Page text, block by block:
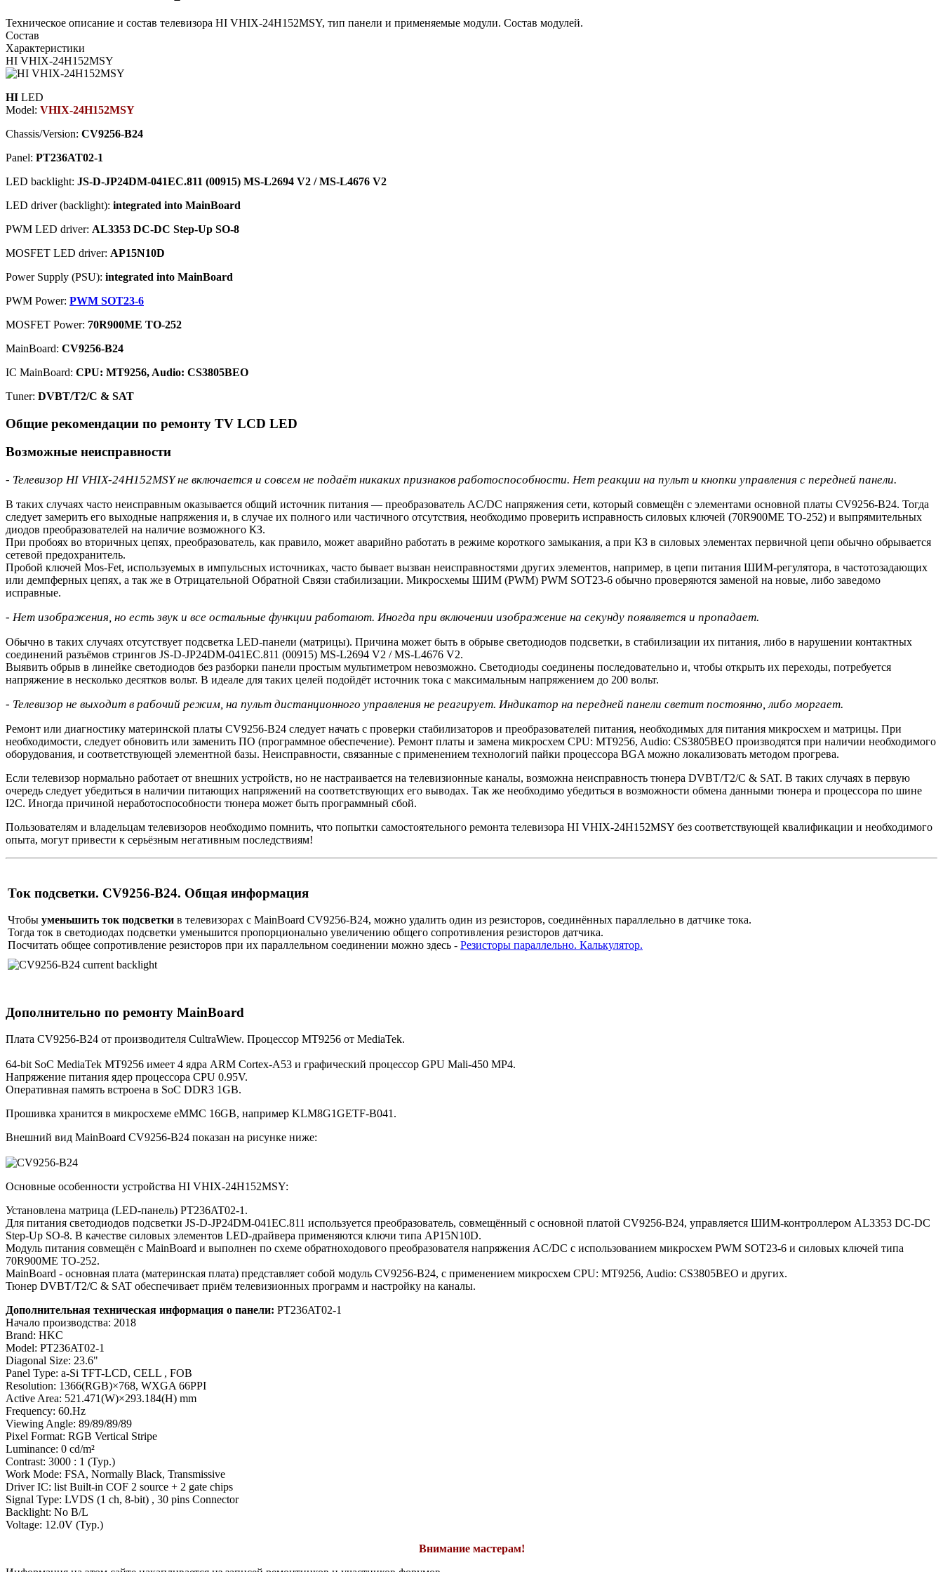
Техническое описание и состав телевизора HI VHIX-24H152MSY, тип панели и применяемые модули. Состав модулей.
Состав
Характеристики
HI VHIX-24H152MSY
HI LED
Model: VHIX-24H152MSY
Chassis/Version: CV9256-B24
Panel: PT236AT02-1
LED backlight: JS-D-JP24DM-041EC.811 (00915) MS-L2694 V2 / MS-L4676 V2
LED driver (backlight): integrated into MainBoard
PWM LED driver: AL3353 DC-DC Step-Up SO-8
MOSFET LED driver: AP15N10D
Power Supply (PSU): integrated into MainBoard
PWM Power: PWM SOT23-6
MOSFET Power: 70R900ME TO-252
MainBoard: CV9256-B24
IC MainBoard: CPU: MT9256, Audio: CS3805BEO
Тuner: DVBT/T2/C & SAT
Общие рекомендации по ремонту TV LCD LED
Возможные неисправности
- Телевизор HI VHIX-24H152MSY не включается и совсем не подаёт никаких признаков работоспособности. Нет реакции на пульт и кнопки управления с передней панели.
В таких случаях часто неисправным оказывается общий источник питания — преобразователь AC/DC напряжения сети, который совмещён с элементами основной платы CV9256-B24. Тогда
следует замерить его выходные напряжения и, в случае их полного или частичного отсутствия, необходимо проверить исправность силовых ключей (70R900ME TO-252) и выпрямительных
диодов преобразователей на наличие возможного КЗ.
При пробоях во вторичных цепях, преобразователь, как правило, может аварийно работать в режиме короткого замыкания, а при КЗ в силовых элементах первичной цепи обычно обрывается
сетевой предохранитель.
Пробой ключей Mos-Fet, используемых в импульсных источниках, часто бывает вызван неисправностями других элементов, например, в цепи питания ШИМ-регулятора, в частотозадающих
или демпферных цепях, а так же в Отрицательной Обратной Связи стабилизации. Микросхемы ШИМ (PWM) PWM SOT23-6 обычно проверяются заменой на новые, либо заведомо
исправные.
- Нет изображения, но есть звук и все остальные функции работают. Иногда при включении изображение на секунду появляется и пропадает.
Обычно в таких случаях отсутствует подсветка LED-панели (матрицы). Причина может быть в обрыве светодиодов подсветки, в стабилизации их питания, либо в нарушении контактных
соединений разъёмов стрингов JS-D-JP24DM-041EC.811 (00915) MS-L2694 V2 / MS-L4676 V2.
Выявить обрыв в линейке светодиодов без разборки панели простым мультиметром невозможно. Светодиоды соединены последовательно и, чтобы открыть их переходы, потребуется
напряжение в несколько десятков вольт. В идеале для таких целей подойдёт источник тока с максимальным напряжением до 200 вольт.
- Телевизор не выходит в рабочий режим, на пульт дистанционного управления не реагирует. Индикатор на передней панели светит постоянно, либо моргает.
Ремонт или диагностику материнской платы CV9256-B24 следует начать с проверки стабилизаторов и преобразователей питания, необходимых для питания микросхем и матрицы. При
необходимости, следует обновить или заменить ПО (программное обеспечение). Ремонт платы и замена микросхем CPU: MT9256, Audio: CS3805BEO производятся при наличии необходимого
оборудования, и соответствующей элементной базы. Неисправности, связанные с применением технологий пайки процессора BGA можно локализовать методом прогрева.
Если телевизор нормально работает от внешних устройств, но не настраивается на телевизионные каналы, возможна неисправность тюнера DVBT/T2/C & SAT. В таких случаях в первую
очередь следует убедиться в наличии питающих напряжений на соответствующих его выводах. Так же необходимо убедиться в возможности обмена данными тюнера и процессора по шине
I2C. Иногда причиной неработоспособности тюнера может быть программный сбой.
Пользователям и владельцам телевизоров необходимо помнить, что попытки самостоятельного ремонта телевизора HI VHIX-24H152MSY без соответствующей квалификации и необходимого
опыта, могут привести к серьёзным негативным последствиям!
Ток подсветки. CV9256-B24. Общая информация
Чтобы уменьшить ток подсветки в телевизорах с MainBoard CV9256-B24, можно удалить один из резисторов, соединённых параллельно в датчике тока.
Тогда ток в светодиодах подсветки уменьшится пропорционально увеличению общего сопротивления резисторов датчика.
Посчитать общее сопротивление резисторов при их параллельном соединении можно здесь - Резисторы параллельно. Калькулятор.
Дополнительно по ремонту MainBoard
Плата CV9256-B24 от производителя CultraWiew. Процессор MT9256 от MediaTek.
64-bit SoC MediaTek MT9256 имеет 4 ядра ARM Cortex-A53 и графический процессор GPU Mali-450 MP4.
Напряжение питания ядер процессора CPU 0.95V.
Оперативная память встроена в SoC DDR3 1GB.
Прошивка хранится в микросхеме eMMC 16GB, например KLM8G1GETF-B041.
Внешний вид MainBoard CV9256-B24 показан на рисунке ниже:
Основные особенности устройства HI VHIX-24H152MSY:
Установлена матрица (LED-панель) PT236AT02-1.
Для питания светодиодов подсветки JS-D-JP24DM-041EC.811 используется преобразователь, совмещённый с основной платой CV9256-B24, управляется ШИМ-контроллером AL3353 DC-DC
Step-Up SO-8. В качестве силовых элементов LED-драйвера применяются ключи типа AP15N10D.
Модуль питания совмещён с MainBoard и выполнен по схеме обратноходового преобразователя напряжения AC/DC c использованием микросхем PWM SOT23-6 и силовых ключей типа
70R900ME TO-252.
MainBoard - основная плата (материнская плата) представляет собой модуль CV9256-B24, с применением микросхем CPU: MT9256, Audio: CS3805BEO и других.
Тюнер DVBT/T2/C & SAT обеспечивает приём телевизионных программ и настройку на каналы.
Дополнительная техническая информация о панели: PT236AT02-1
Начало производства: 2018
Brand: HKC
Model: PT236AT02-1
Diagonal Size: 23.6"
Panel Type: a-Si TFT-LCD, CELL , FOB
Resolution: 1366(RGB)×768, WXGA 66PPI
Active Area: 521.471(W)×293.184(H) mm
Frequency: 60.Hz
Viewing Angle: 89/89/89/89
Pixel Format: RGB Vertical Stripe
Luminance: 0 cd/m²
Contrast: 3000 : 1 (Typ.)
Work Mode: FSA, Normally Black, Transmissive
Driver IC: list Built-in COF 2 source + 2 gate chips
Signal Type: LVDS (1 ch, 8-bit) , 30 pins Connector
Backlight: No B/L
Voltage: 12.0V (Typ.)
Внимание мастерам!